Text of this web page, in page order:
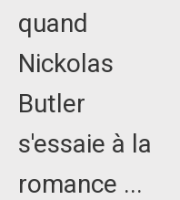
quand
Nickolas
Butler
s'essaie à la
romance ...